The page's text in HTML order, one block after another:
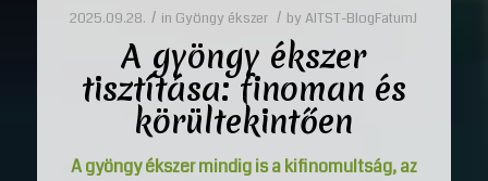
2025.09.28. / in Gyöngy ékszer / by AITST-BlogFatumJ
A gyöngy ékszer
tisztítása: finoman és
körültekintően
A gyöngy ékszer mindig is a kifinomultság, az